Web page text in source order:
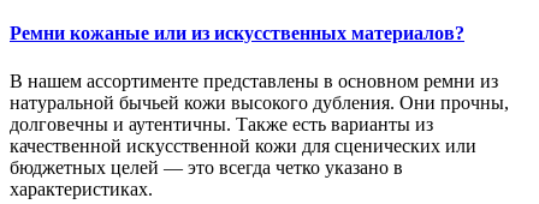
Ремни кожаные или из искусственных материалов?
В нашем ассортименте представлены в основном ремни из
натуральной бычьей кожи высокого дубления. Они прочны,
долговечны и аутентичны. Также есть варианты из
качественной искусственной кожи для сценических или
бюджетных целей — это всегда четко указано в
характеристиках.